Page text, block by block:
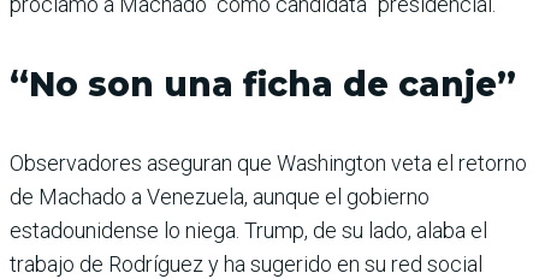
“No son una ficha de canje”
Observadores aseguran que Washington veta el retorno
de Machado a Venezuela, aunque el gobierno
estadounidense lo niega. Trump, de su lado, alaba el
trabajo de Rodríguez y ha sugerido en su red social